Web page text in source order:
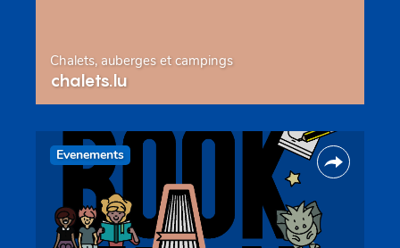
Chalets, auberges et campings
chalets.lu
Evenements